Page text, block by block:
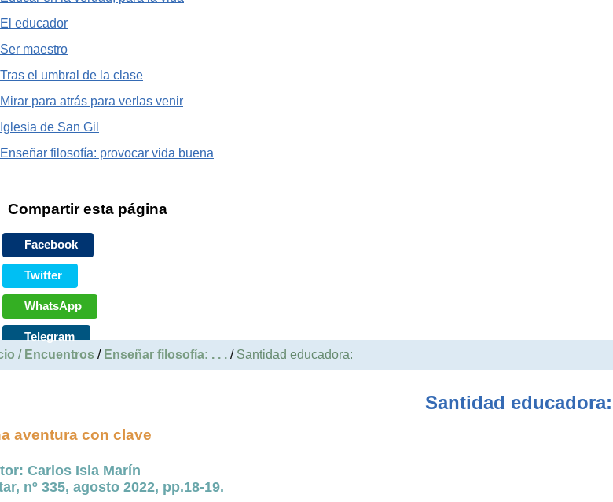
El educador
Ser maestro
Tras el umbral de la clase
Mirar para atrás para verlas venir
Iglesia de San Gil
Enseñar filosofía: provocar vida buena
Compartir esta página
Facebook
Twitter
WhatsApp
Telegram
/ Encuentros / Enseñar filosofía: . . . / Santidad educadora:
Santidad educadora:
aventura con clave
Carlos Isla Marín
nº 335, agosto 2022, pp.18-19.